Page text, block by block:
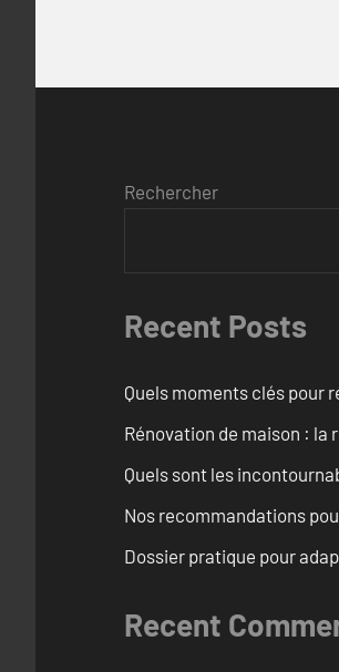
Rechercher
Recent Posts
Quels moments clés pour
Rénovation de maison : la
Quels sont les
Nos recommandations
Dossier pratique pour
Recent